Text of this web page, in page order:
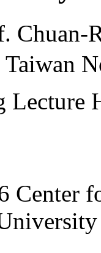
Chuan-
Lecture